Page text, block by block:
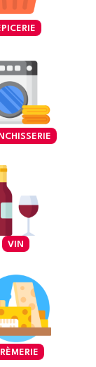
VIN